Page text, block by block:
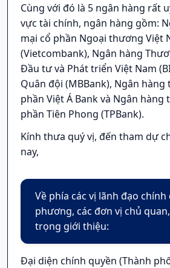
Cùng với đó là 5 ngân hàng rất
vực tài chính, ngân hàng gồm:
mại cổ phần Ngoại thương Việt
(Vietcombank), Ngân hàng
Đầu tư và Phát triển Việt Nam
Quân đội (MBBank), Ngân
phần Việt Á Bank và Ngân hàng
phần Tiên Phong (TPBank).
Kính thưa quý vị, đến tham dự
nay,
Về phía các vị lãnh đạo chính
phương, các đơn vị chủ quan
trọng giới thiệu:
Đại diện chính quyền (Thành